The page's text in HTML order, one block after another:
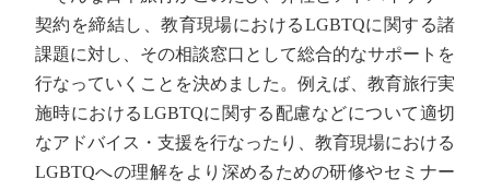
契約を締結し、教育現場におけるLGBTQに関する諸
課題に対し、その相談窓口として総合的なサポートを
行なっていくことを決めました。例えば、教育旅行実
施時におけるLGBTQに関する配慮などについて適切
なアドバイス・支援を行なったり、教育現場における
LGBTQへの理解をより深めるための研修やセミナー